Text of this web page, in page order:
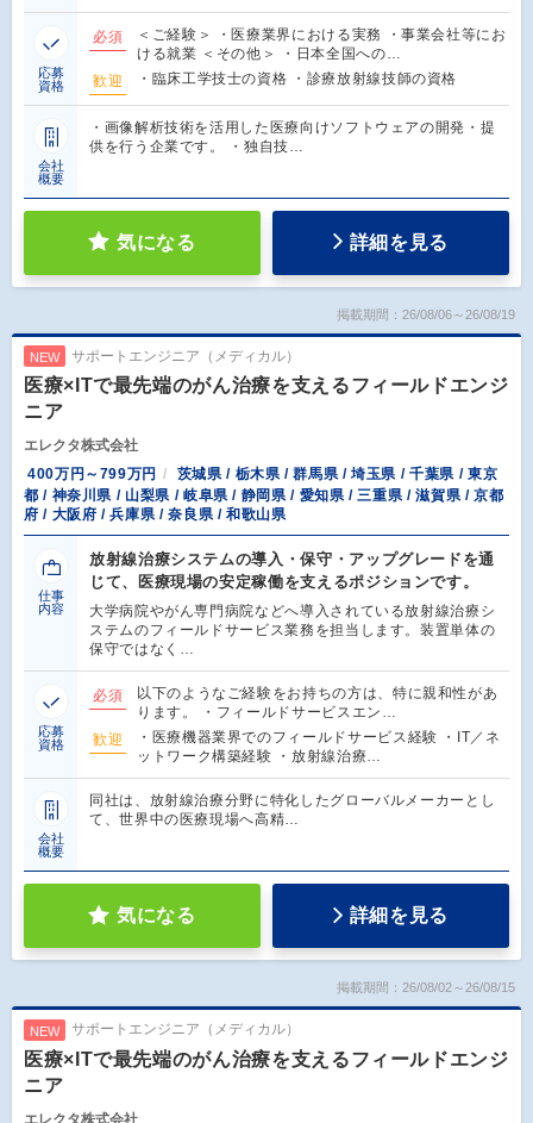
応募
資格
必須
＜ご経験＞ ・医療業界における実務 ・事業会社等にお
ける就業 ＜その他＞ ・日本全国への…
歓迎
・臨床工学技士の資格 ・診療放射線技師の資格
会社
概要
・画像解析技術を活用した医療向けソフトウェアの開発・提
供を行う企業です。 ・独自技…
気になる 詳細を見る
掲載期間：26/08/06～26/08/19
NEW サポートエンジニア（メディカル）
医療×ITで最先端のがん治療を支えるフィールドエンジ
ニア
エレクタ株式会社
400万円～799万円
茨城県 / 栃木県 / 群馬県 / 埼玉県 / 千葉県 / 東京
都 / 神奈川県 / 山梨県 / 岐阜県 / 静岡県 / 愛知県 / 三重県 / 滋賀県 / 京都
府 / 大阪府 / 兵庫県 / 奈良県 / 和歌山県
仕事
内容
放射線治療システムの導入・保守・アップグレードを通
じて、医療現場の安定稼働を支えるポジションです。
大学病院やがん専門病院などへ導入されている放射線治療シ
ステムのフィールドサービス業務を担当します。装置単体の
保守ではなく…
応募
資格
必須
以下のようなご経験をお持ちの方は、特に親和性があ
ります。 ・フィールドサービスエン…
歓迎
・医療機器業界でのフィールドサービス経験 ・IT／ネ
ットワーク構築経験 ・放射線治療…
会社
概要
同社は、放射線治療分野に特化したグローバルメーカーとし
て、世界中の医療現場へ高精…
気になる 詳細を見る
掲載期間：26/08/02～26/08/15
NEW サポートエンジニア（メディカル）
医療×ITで最先端のがん治療を支えるフィールドエンジ
ニア
エレクタ株式会社